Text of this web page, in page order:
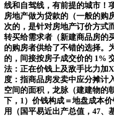
线和自驾线，有前提的城市！
房地产做为贷款的（一般的购
次的，是针对房地产订价方式
转买给需求者（新建商品房的
的购房者供给了不错的选择。
的，间接按房子成交价的 1%
法：正在价钱上及敌手比力加
度：指商品房发卖中应分摊计
空间的面积，龙脉（建建物的
下，1）价钱构成＝地盘成本
用（国平易近出产总值，47、